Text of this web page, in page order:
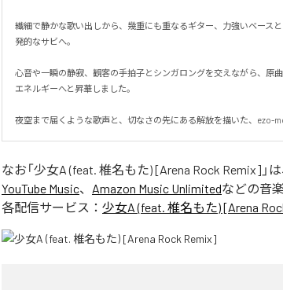
繊細で静かな歌い出しから、幾重にも重なるギター、力強いベース
発的なサビへ。
心音や一瞬の静寂、観客の手拍子とシンガロングを交えながら、原
エネルギーへと昇華しました。
夜空まで届くような歌声と、切なさの先にある解放を描いた、ezo-
なお「少女A (feat. 椎名もた) [Arena Rock Remix] 」は
YouTube Music、 Amazon Music Unlimitedなどの音
各配信サービス： 少女A (feat. 椎名もた) [Arena